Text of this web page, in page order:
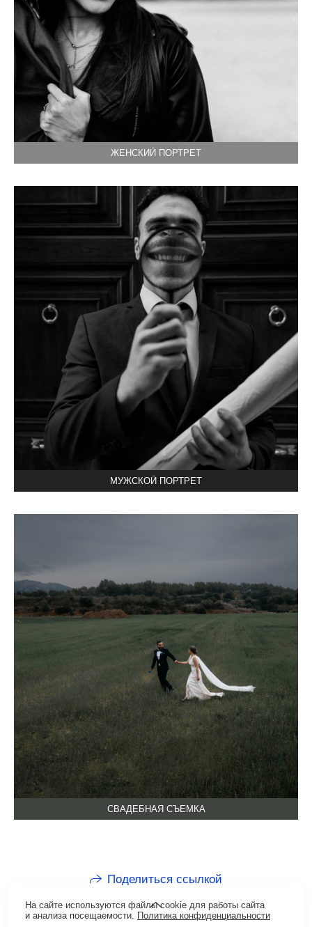
ЖЕНСКИЙ ПОРТРЕТ
МУЖСКОЙ ПОРТРЕТ
СВАДЕБНАЯ СЪЕМКА
Поделиться ссылкой
На сайте используются файлы cookie для работы сайта
и анализа посещаемости. Политика конфиденциальности